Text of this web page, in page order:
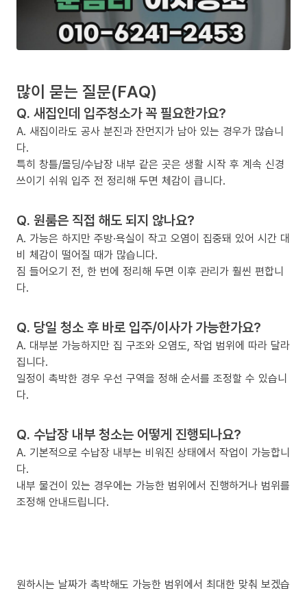
많이 묻는 질문(FAQ)
Q. 새집인데 입주청소가 꼭 필요한가요?
A. 새집이라도 공사 분진과 잔먼지가 남아 있는 경우가 많습니
다.
특히 창틀/몰딩/수납장 내부 같은 곳은 생활 시작 후 계속 신경
쓰이기 쉬워 입주 전 정리해 두면 체감이 큽니다.
Q. 원룸은 직접 해도 되지 않나요?
A. 가능은 하지만 주방·욕실이 작고 오염이 집중돼 있어 시간 대
비 체감이 떨어질 때가 많습니다.
짐 들어오기 전, 한 번에 정리해 두면 이후 관리가 훨씬 편합니
다.
Q. 당일 청소 후 바로 입주/이사가 가능한가요?
A. 대부분 가능하지만 집 구조와 오염도, 작업 범위에 따라 달라
집니다.
일정이 촉박한 경우 우선 구역을 정해 순서를 조정할 수 있습니
다.
Q. 수납장 내부 청소는 어떻게 진행되나요?
A. 기본적으로 수납장 내부는 비워진 상태에서 작업이 가능합니
다.
내부 물건이 있는 경우에는 가능한 범위에서 진행하거나 범위를
조정해 안내드립니다.
원하시는 날짜가 촉박해도 가능한 범위에서 최대한 맞춰 보겠습